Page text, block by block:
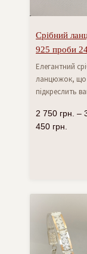
Срібний
925 проби
Елегантний
ланцюжок, що
підкреслить
2 750 грн. –
450 грн.